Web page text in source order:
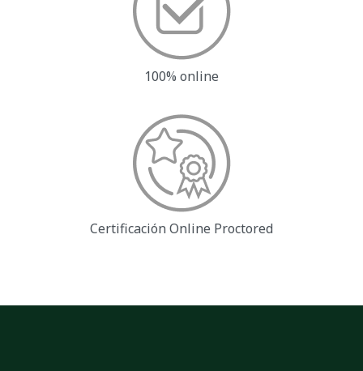
100% online
Certificación Online Proctored